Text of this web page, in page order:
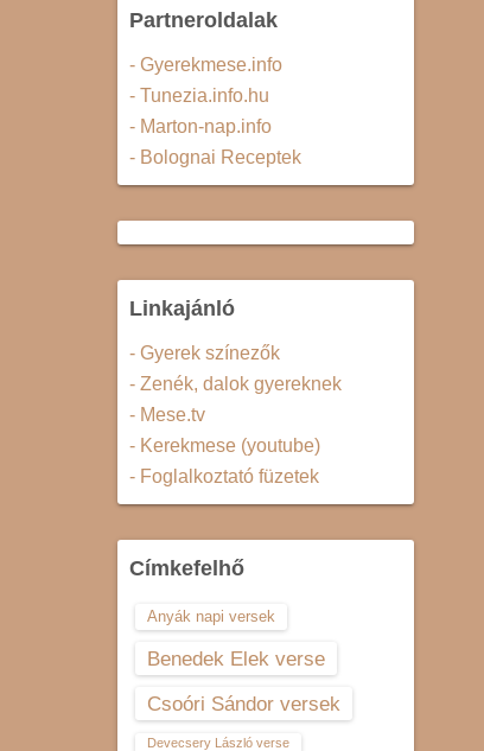
Partneroldalak
- Gyerekmese.info
- Tunezia.info.hu
- Marton-nap.info
- Bolognai Receptek
Linkajánló
- Gyerek színezők
- Zenék, dalok gyereknek
- Mese.tv
- Kerekmese (youtube)
- Foglalkoztató füzetek
Címkefelhő
Anyák napi versek
Benedek Elek verse
Csoóri Sándor versek
Devecsery László verse